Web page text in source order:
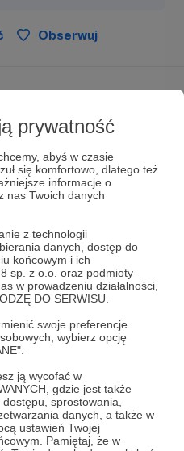
prywatność
abyś w czasie
się komfortowo, dlatego też
informacje o
nas Twoich danych
z technologii
danych, dostęp do
końcowym i ich
sp. z o.o. oraz podmioty
w prowadzeniu działalności,
DO SERWISU.
swoje preferencje
wybierz opcję
ją wycofać w
gdzie jest także
sprostowania,
danych, a także w
ustawień Twojej
Pamiętaj, że w
Obserwuj
kmpo Bieszczadach,
biegi ultra.
Jestem
blogaLepiej Biegać , w
siebie, treningu,
i o sprzęcie dla
życia miałem sporą
moja lodówka była
– tylko parówki i
– nigdy nie byłem
okolicach trzydziestki
że
miało stać się drogą